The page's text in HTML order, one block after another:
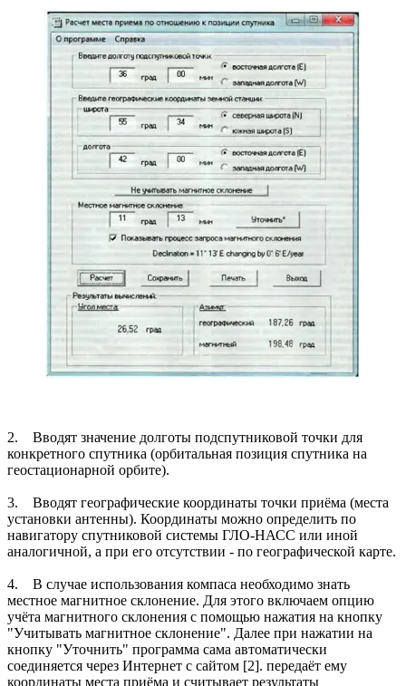
2. Вводят значение долготы подспутниковой точки для
конкретного спутника (орбитальная позиция спутника на
геостационарной орбите).
3. Вводят географические координаты точки приёма (места
установки антенны). Координаты можно определить по
навигатору спутниковой системы ГЛО-НАСС или иной
аналогичной, а при его отсутствии - по географической карте.
4. В случае использования компаса необходимо знать
местное магнитное склонение. Для этого включаем опцию
учёта магнитного склонения с помощью нажатия на кнопку
"Учитывать магнитное склонение". Далее при нажатии на
кнопку "Уточнить" программа сама автоматически
соединяется через Интернет с сайтом [2]. передаёт ему
координаты места приёма и считывает результаты